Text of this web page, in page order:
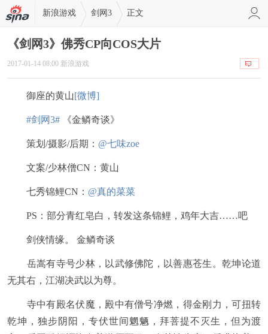
新浪游戏 剑网3 正文
《剑网3》佛秀CP向COS大片
2017-01-14 08:00 新浪游戏
御座的黄山[微博]
#剑网3# 《金鳞奇谈》
策划/摄影/后期： @七味zoe
文案/少林僧CN：黄山
七秀锦鲤CN： @真的菜菜
PS：部分青红皂白，转发这条锦鲤，鸡年大吉……吧
剑侠情缘。 金鳞奇谈
岳嵩有寺号少林，以武修佛陀，以善惠苍生。乾坤论道
无其右，江湖决武以为尊。
寺中有殿名伏魔，殿中有僧号净燃，得金刚力，可扭转
乾坤，独步阴阳，专伏世间魍魉，拜菩提不灭生，但为渡